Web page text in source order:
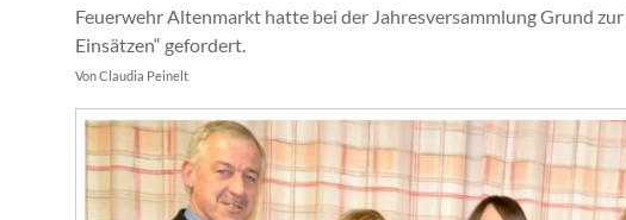
Feuerwehr Altenmarkt hatte bei der Jahresversammlung Grund
Einsätzen“ gefordert.
Von Claudia Peinelt